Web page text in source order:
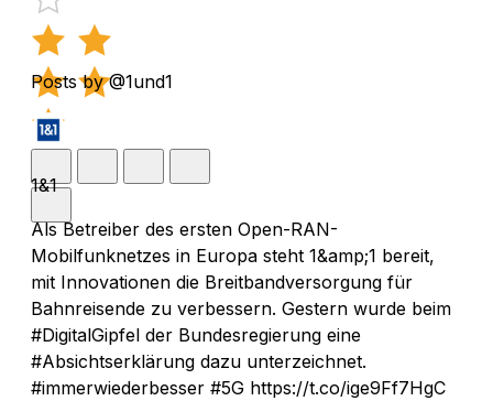
Posts by @1und1
1&1
Als Betreiber des ersten Open-RAN-
Mobilfunknetzes in Europa steht 1&amp;1 bereit,
mit Innovationen die Breitbandversorgung für
Bahnreisende zu verbessern. Gestern wurde beim
#DigitalGipfel der Bundesregierung eine
#Absichtserklärung dazu unterzeichnet.
#immerwiederbesser #5G https://t.co/ige9Ff7HgC